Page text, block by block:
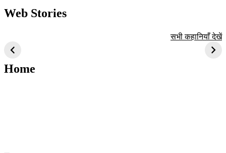
Web Stories
तकनीक जो आपको
2024 के लिए सीखनी
चाहिए
ऐतिहासिक स्थान
सभी कहानियाँ देखें
Home